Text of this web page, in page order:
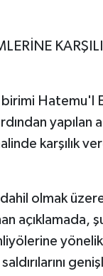
birimi Hatemu'l
yapılan
karşılık
olmak
açıklamada,
yönelik